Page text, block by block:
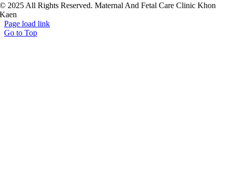
© 2025 All Rights Reserved. Maternal And Fetal Care Clinic Khon
Kaen
Page load link
Go to Top